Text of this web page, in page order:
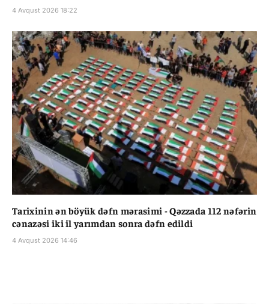
4 Avqust 2026 18:22
Tarixinin ən böyük dəfn mərasimi - Qəzzada 112 nəfərin
cənazəsi iki il yarımdan sonra dəfn edildi
4 Avqust 2026 14:46